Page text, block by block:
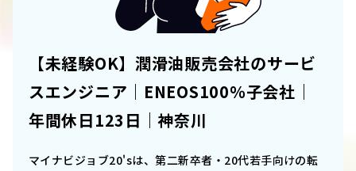
【未経験OK】潤滑油販売会社のサービ
スエンジニア｜ENEOS100％子会社｜
年間休日123日｜神奈川
マイナビジョブ20'sは、第二新卒者・20代若手向けの転